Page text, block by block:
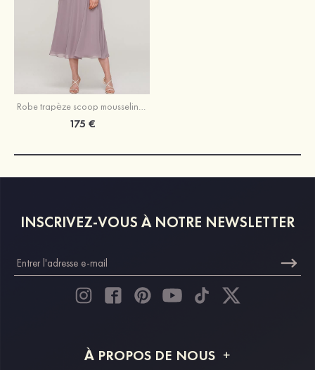
Robe trapèze scoop mousseline longueur mollet robe de mère de la mariée avec dentelle veste
175 €
INSCRIVEZ-VOUS À NOTRE NEWSLETTER
À PROPOS DE NOUS